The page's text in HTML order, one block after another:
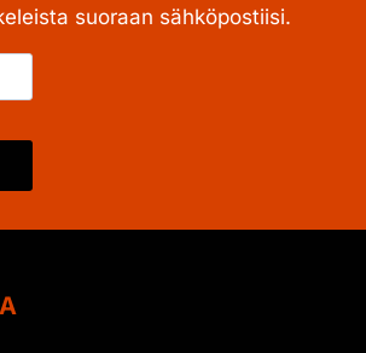
suoraan sähköpostiisi.